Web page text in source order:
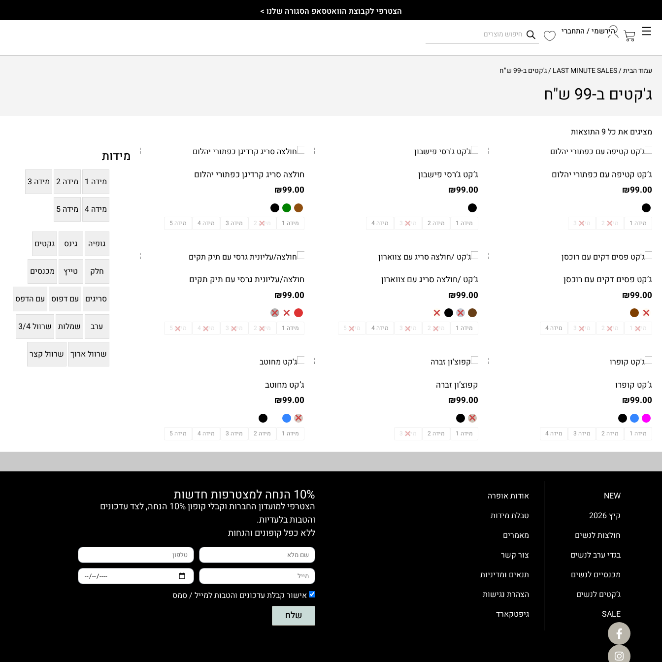
הצטרפי לקבוצת הוואטסאפ הסגורה שלנו >
הירשמי / התחברי
עמוד הבית/
LAST MINUTE SALES/ ג'קטים ב-99 ש"ח
ג'קטים ב-99 ש"ח
מידות
מידה 1 מידה 2 מידה 3
מידה 4 מידה 5
גופיה גינס גקטים
חלק טייץ מכנסים
סריגים עם דפוס עם הדפס
ערב שמלות שרוול 3/4
שרוול ארוך שרוול קצר
מציגים את כל ⁦9⁩ התוצאות
ג’קט קטיפה עם כפתורי יהלום
₪99.00
מידה 1 מידה 2 מידה 3
ג’קט ג’רסי פישבון
₪99.00
מידה 1 מידה 2 מידה 3 מידה 4
חולצה סריג קרדיגן כפתורי יהלום
₪99.00
מידה 1 מידה 2 מידה 3 מידה 4 מידה 5
ג’קט פסים דקים עם רוכסן
₪99.00
מידה 1 מידה 2 מידה 3 מידה 4
ג’קט /חולצה סריג עם צווארון
₪99.00
מידה 1 מידה 2 מידה 3 מידה 4 מידה 5
חולצה/עליונית גרסי עם תיק תקים
₪99.00
מידה 1 מידה 2 מידה 3 מידה 4 מידה 5
ג’קט קופרו
₪99.00
מידה 1 מידה 2 מידה 3 מידה 4
קפוצ’ון זברה
₪99.00
מידה 1 מידה 2 מידה 3
ג’קט מחוטב
₪99.00
מידה 1 מידה 2 מידה 3 מידה 4 מידה 5
NEW
קיץ 2026
חולצות לנשים
בגדי ערב לנשים
מכנסיים לנשים
ג’קטים לנשים
SALE
אודות אופרה
טבלת מידות
מאמרים
צור קשר
תנאים ומדיניות
הצהרת נגישות
גיפטקארד
10% הנחה למצטרפות חדשות
הצטרפי למועדון החברות וקבלי קופון 10% הנחה, לצד עדכונים
והטבות בלעדיות.
ללא כפל קופונים והנחות
אישור קבלת עדכונים והטבות למייל / סמס
שלח